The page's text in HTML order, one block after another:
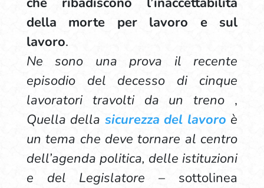
della morte per lavoro e sul
lavoro.
Ne sono una prova il recente
episodio del decesso di
cinque
lavoratori travolti da un treno ,
Quella della sicurezza del lavoro è
un tema che deve tornare al centro
dell’agenda politica, delle istituzioni
e del Legislatore– sottolinea